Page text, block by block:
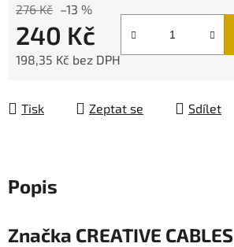
276 Kč –13 %
240 Kč
198,35 Kč bez DPH
Tisk Zeptat se Sdílet
Popis
Značka CREATIVE CABLES